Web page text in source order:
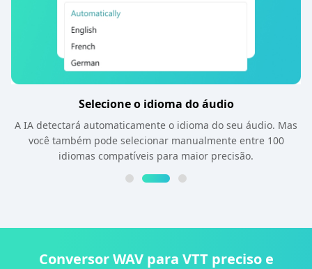
Selecione o idioma do áudio
A IA detectará automaticamente o idioma do seu áudio. Mas
você também pode selecionar manualmente entre 100
idiomas compatíveis para maior precisão.
Conversor WAV para VTT preciso e